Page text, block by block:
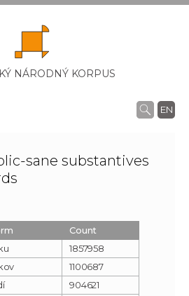
NÁRODNÝ KORPUS
EN
sane substantives
Count
1857958
1100687
904621